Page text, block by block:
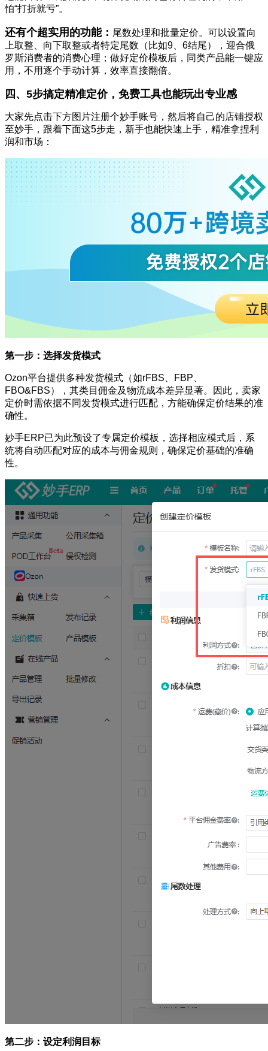
怕“打折就亏”。
还有个超实用的功能： 尾数处理和批量定价。可以设置向
上取整、向下取整或者特定尾数（比如9、6结尾），迎合俄
罗斯消费者的消费心理；做好定价模板后，同类产品能一键应
用，不用逐个手动计算，效率直接翻倍。
四、5步搞定精准定价，免费工具也能玩出专业感
大家先点击下方图片注册个妙手账号，然后将自己的店铺授权
至妙手，跟着下面这5步走，新手也能快速上手，精准拿捏利
润和市场：
第一步：选择发货模式
Ozon平台提供多种发货模式（如rFBS、FBP、
FBO&FBS），其类目佣金及物流成本差异显著。因此，卖家
定价时需依据不同发货模式进行匹配，方能确保定价结果的准
确性。
妙手ERP已为此预设了专属定价模板，选择相应模式后，系
统将自动匹配对应的成本与佣金规则，确保定价基础的准确
性。
第二步：设定利润目标